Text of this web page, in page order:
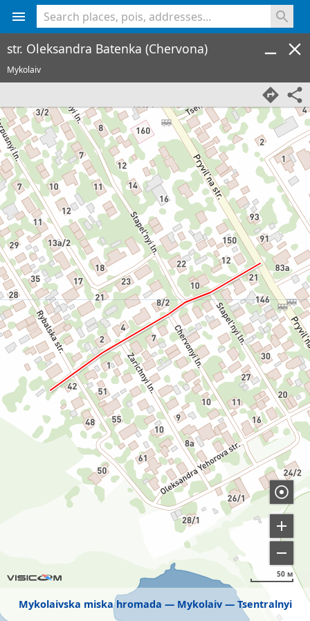
Mykolaivska miska hromada Mykolaiv Tsentralnyi
50 м
str. Oleksandra Batenka (Chervona)
Mykolaiv
<% console.log(hcard) %>